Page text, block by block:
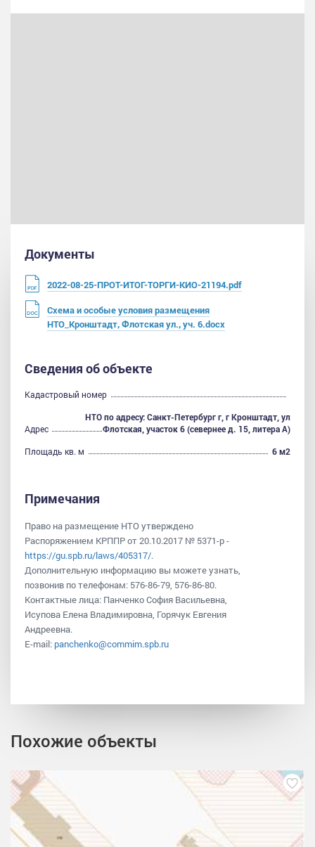
Документы
2022-08-25-ПРОТ-ИТОГ-ТОРГИ-КИО-21194.pdf
Схема и особые условия размещения
НТО_Кронштадт, Флотская ул., уч. 6.docx
Сведения об объекте
Кадастровый номер
Адрес
НТО по адресу: Санкт-Петербург г, г Кронштадт, ул
Флотская, участок 6 (севернее д. 15, литера А)
Площадь кв. м
6 м2
Примечания
Право на размещение НТО утверждено
Распоряжением КРППР от 20.10.2017 № 5371-р -
https://gu.spb.ru/laws/405317/.
Дополнительную информацию вы можете узнать,
позвонив по телефонам: 576-86-79, 576-86-80.
Контактные лица: Панченко София Васильевна,
Исупова Елена Владимировна, Горячук Евгения
Андреевна.
E-mail: panchenko@commim.spb.ru
Похожие объекты